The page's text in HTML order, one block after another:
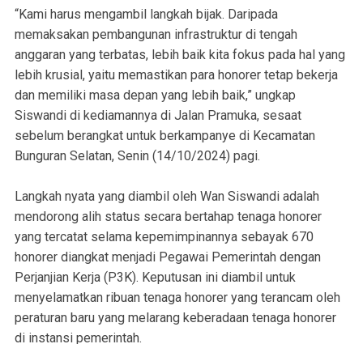
“Kami harus mengambil langkah bijak. Daripada
memaksakan pembangunan infrastruktur di tengah
anggaran yang terbatas, lebih baik kita fokus pada hal yang
lebih krusial, yaitu memastikan para honorer tetap bekerja
dan memiliki masa depan yang lebih baik,” ungkap
Siswandi di kediamannya di Jalan Pramuka, sesaat
sebelum berangkat untuk berkampanye di Kecamatan
Bunguran Selatan, Senin (14/10/2024) pagi.
Langkah nyata yang diambil oleh Wan Siswandi adalah
mendorong alih status secara bertahap tenaga honorer
yang tercatat selama kepemimpinannya sebayak 670
honorer diangkat menjadi Pegawai Pemerintah dengan
Perjanjian Kerja (P3K). Keputusan ini diambil untuk
menyelamatkan ribuan tenaga honorer yang terancam oleh
peraturan baru yang melarang keberadaan tenaga honorer
di instansi pemerintah.